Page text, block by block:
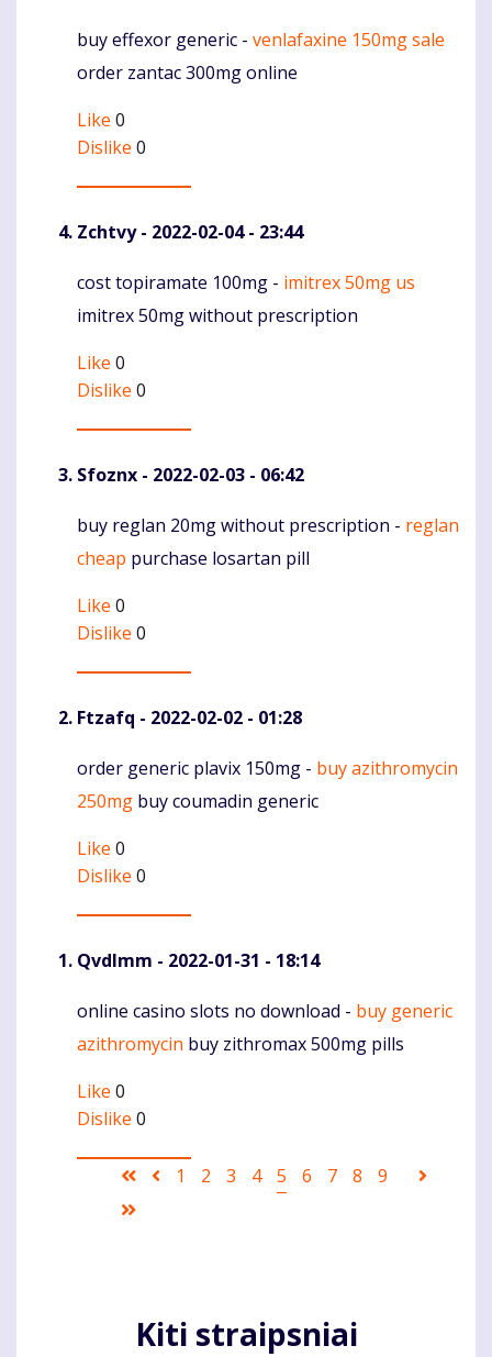
Komentaras
buy effexor generic - venlafaxine 150mg sale
order zantac 300mg online
Like 0
Dislike 0
Zchtvy- 2022-02-04 - 23:44
Komentaras
cost topiramate 100mg - imitrex 50mg us
imitrex 50mg without prescription
Like 0
Dislike 0
Sfoznx - 2022-02-03 - 06:42
Komentaras
buy reglan 20mg without prescription - reglan
cheap purchase losartan pill
Like 0
Dislike 0
Ftzafq - 2022-02-02 - 01:28
Komentaras
order generic plavix 150mg - buy azithromycin
250mg buy coumadin generic
Like 0
Dislike 0
Qvdlmm - 2022-01-31 - 18:14
Komentaras
online casino slots no download - buy generic
azithromycin buy zithromax 500mg pills
Like 0
Dislike 0
Pagination
First Ankstesnis
Puslapis
1 Puslapis
2 Puslapis
3 Puslapis
4
Current
5 Puslapis
6 Puslapis
7 Puslapis
8 Puslapis
9
Kiti straipsniai